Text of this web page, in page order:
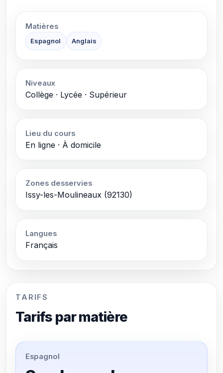
Matières
Espagnol Anglais
Niveaux
Collège · Lycée · Supérieur
Lieu du cours
En ligne · À domicile
Zones desservies
Issy-les-Moulineaux (92130)
Langues
Français
TARIFS
Tarifs par matière
Espagnol